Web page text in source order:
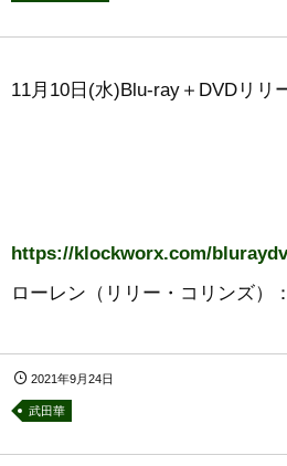
11月10日(水)Blu-ray＋DVDリリ
https://klockworx.com/
ローレン（リリー・コリンズ）
2021年9月24日
武田華